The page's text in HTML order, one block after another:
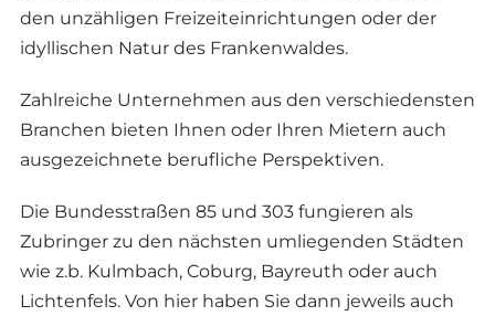
den unzähligen Freizeiteinrichtungen oder der
idyllischen Natur des Frankenwaldes.
Zahlreiche Unternehmen aus den verschiedensten
Branchen bieten Ihnen oder Ihren Mietern auch
ausgezeichnete berufliche Perspektiven.
Die Bundesstraßen 85 und 303 fungieren als
Zubringer zu den nächsten umliegenden Städten
wie z.b. Kulmbach, Coburg, Bayreuth oder auch
Lichtenfels. Von hier haben Sie dann jeweils auch